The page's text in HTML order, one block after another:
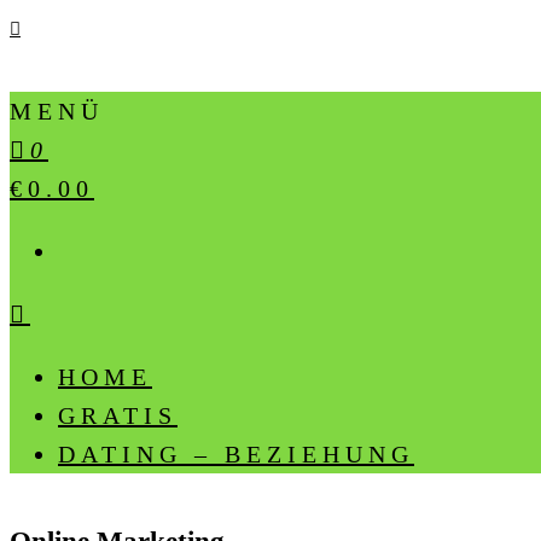
MENÜ
0
€0.00
HOME
GRATIS
DATING – BEZIEHUNG